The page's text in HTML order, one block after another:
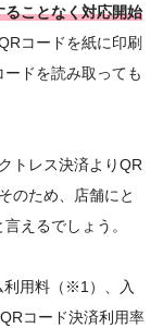
ことなく対応開始
コードを紙に印刷
ドを読み取っても
トレス決済よりQR
のため、店舗にと
えるでしょう。
利用料（※1）、入
コード決済利用率